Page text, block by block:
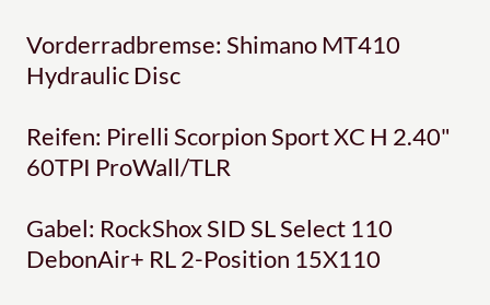
Vorderradbremse: Shimano MT410
Hydraulic Disc
Reifen: Pirelli Scorpion Sport XC H 2.40"
60TPI ProWall/TLR
Gabel: RockShox SID SL Select 110
DebonAir+ RL 2-Position 15X110